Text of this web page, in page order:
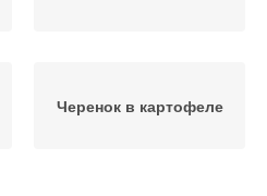
Черенок в картофеле